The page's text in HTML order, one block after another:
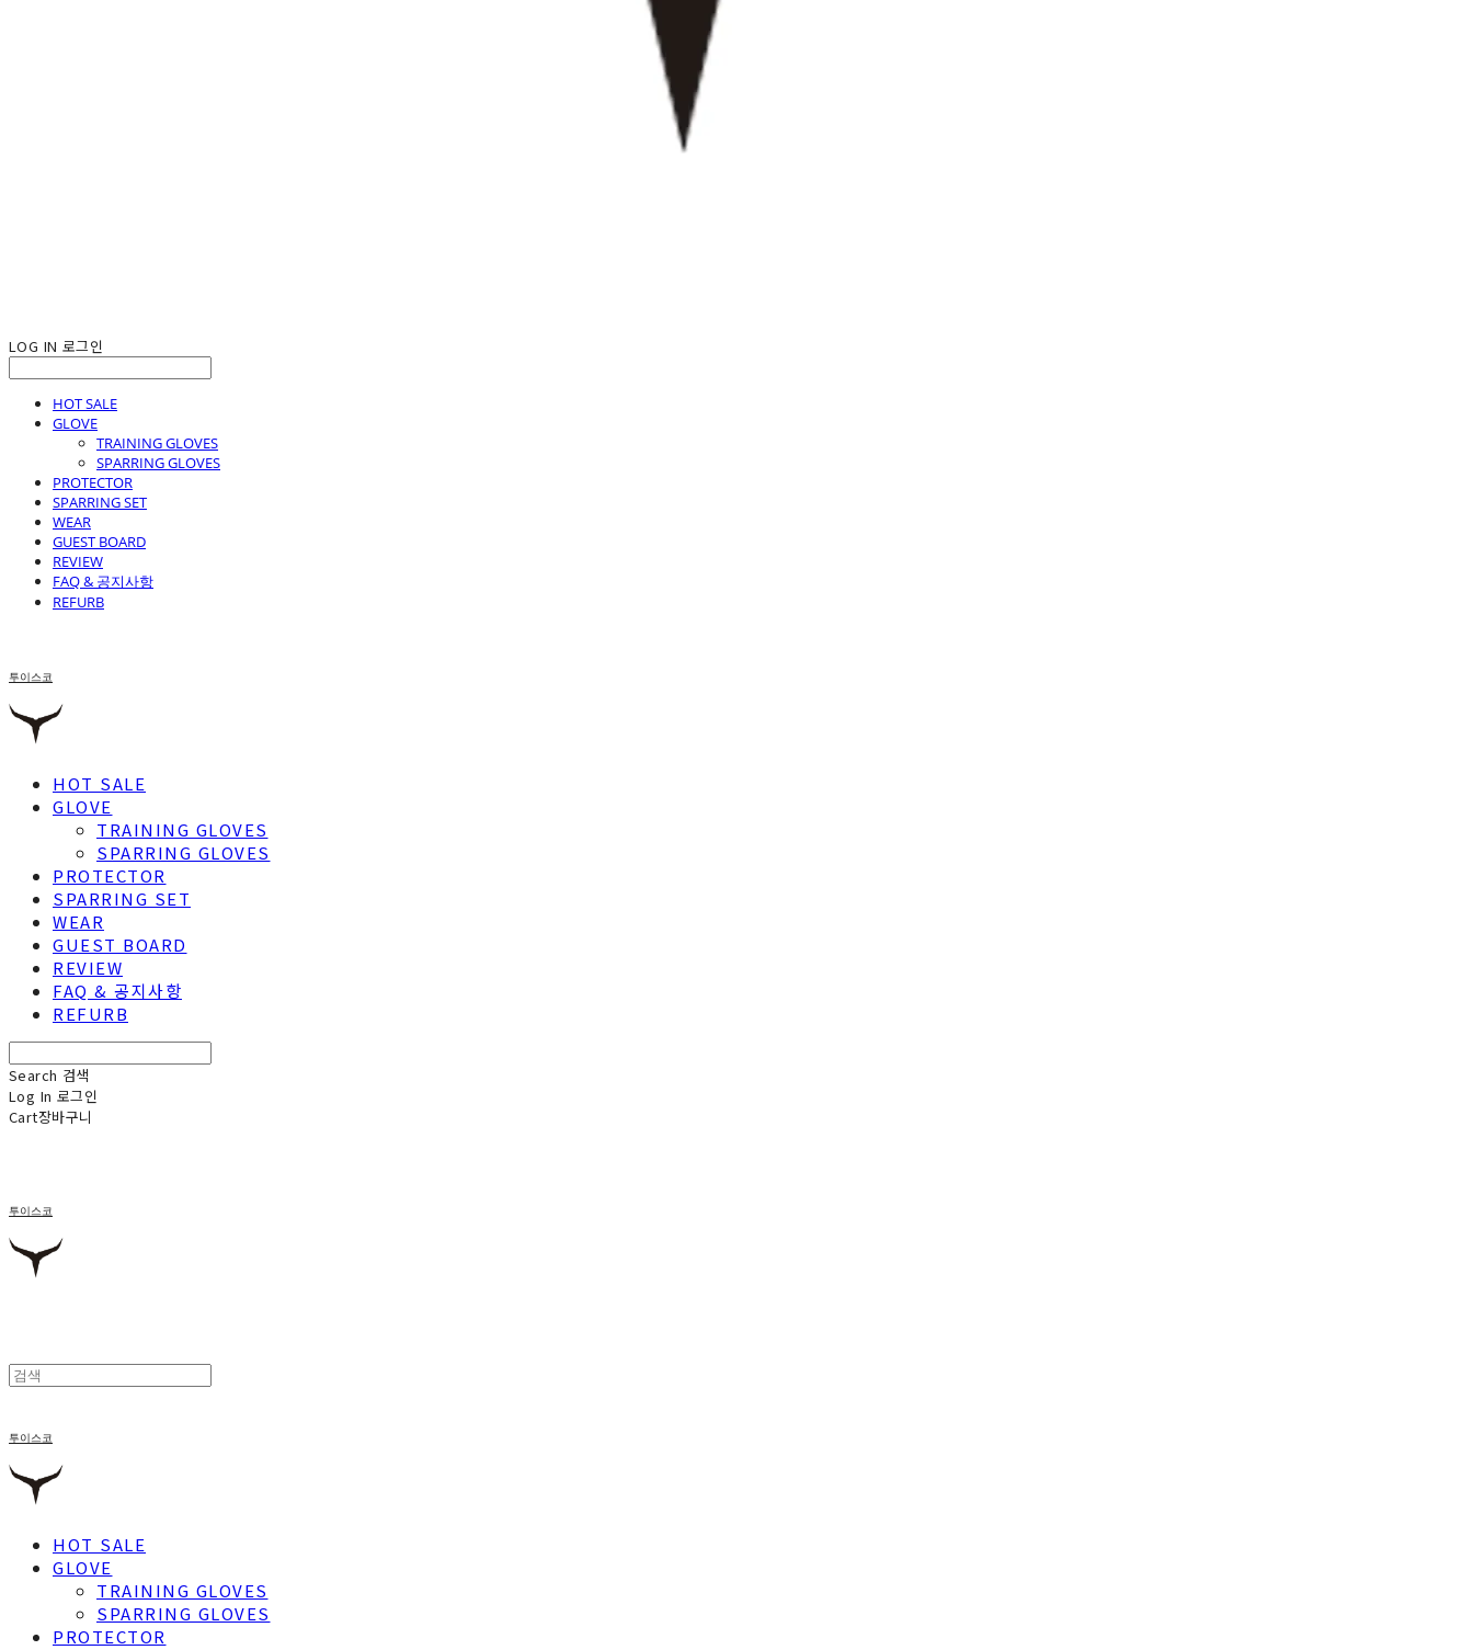
LOG IN 로그인
HOT SALE
GLOVE
TRAINING GLOVES
SPARRING GLOVES
PROTECTOR
SPARRING SET
WEAR
GUEST BOARD
REVIEW
FAQ & 공지사항
REFURB
투이스코
HOT SALE
GLOVE
TRAINING GLOVES
SPARRING GLOVES
PROTECTOR
SPARRING SET
WEAR
GUEST BOARD
REVIEW
FAQ & 공지사항
REFURB
Search 검색
Log In 로그인
Cart장바구니
투이스코
투이스코
HOT SALE
GLOVE
TRAINING GLOVES
SPARRING GLOVES
PROTECTOR